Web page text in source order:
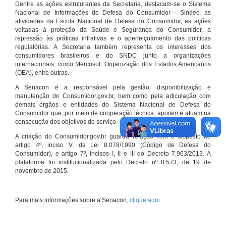
Dentre as ações estruturantes da Secretaria, destacam-se o Sistema
Nacional de Informações de Defesa do Consumidor - Sindec, as
atividades da Escola Nacional de Defesa do Consumidor, as ações
voltadas à proteção da Saúde e Segurança do Consumidor, a
repressão às práticas infrativas e o aperfeiçoamento das políticas
regulatórias. A Secretaria também representa os interesses dos
consumidores brasileiros e do SNDC junto a organizações
internacionais, como Mercosul, Organização dos Estados Americanos
(OEA), entre outras.
A Senacon é a responsável pela gestão, disponibilização e
manutenção do Consumidor.gov.br, bem como pela articulação com
demais órgãos e entidades do Sistema Nacional de Defesa do
Consumidor que, por meio de cooperação técnica, apoiam e atuam na
consecução dos objetivos do serviço.
A criação do Consumidor.gov.br guarda relação com o disposto no
artigo 4º, inciso V, da Lei 8.078/1990 (Código de Defesa do
Consumidor), e artigo 7º, incisos I, II e III do Decreto 7.963/2013. A
plataforma foi institucionalizada pelo Decreto nº 8.573, de 19 de
novembro de 2015.
Para mais informações sobre a Senacon, clique aqui